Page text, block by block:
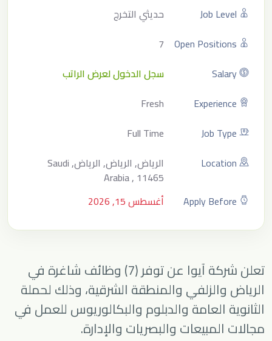
Job Level
حديثي التخرج
Open Positions
7
Salary
سجل الدخول لعرض الراتب
Experience
Fresh
Job Type
Full Time
Location
الرياض, الرياض, الرياض, Saudi
Arabia , 11465
Apply Before
أغسطس 15, 2026
تعلنشركة آيوا
عن توفر (7) وظائف شاغرة في
الرياض والزلفي والمنطقة الشرقية، وذلك لحملة
الثانوية العامة والدبلوم والبكالوريوس للعمل في
مجالات المبيعات والبصريات والإدارة.